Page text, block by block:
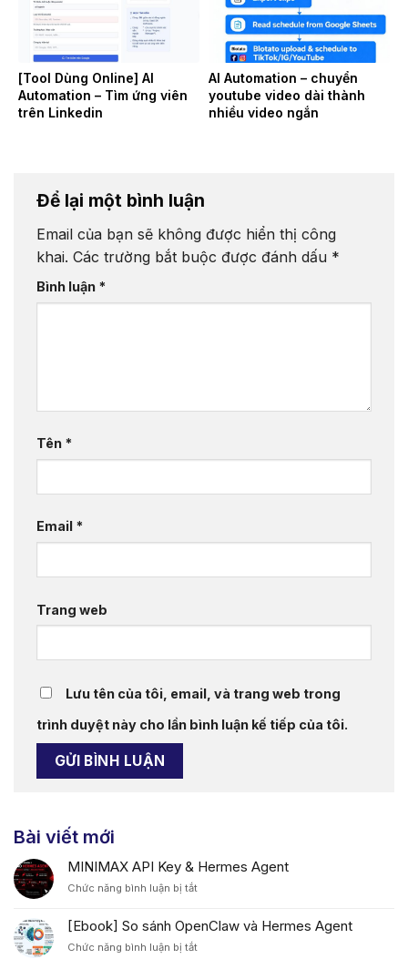
[Tool Dùng Online] AI
Automation – Tìm ứng viên
trên Linkedin
AI Automation – chuyển
youtube video dài thành
nhiều video ngắn
Để lại một bình luận
Email của bạn sẽ không được hiển thị công
khai. Các trường bắt buộc được đánh dấu *
Bình luận *
Tên *
Email *
Trang web
Lưu tên của tôi, email, và trang web trong
trình duyệt này cho lần bình luận kế tiếp của tôi.
Bài viết mới
MINIMAX API Key & Hermes Agent
Chức năng bình luận bị tắtở
API
Key
&
[Ebook] So sánh OpenClaw và Hermes Agent
Chức năng bình luận bị tắtở